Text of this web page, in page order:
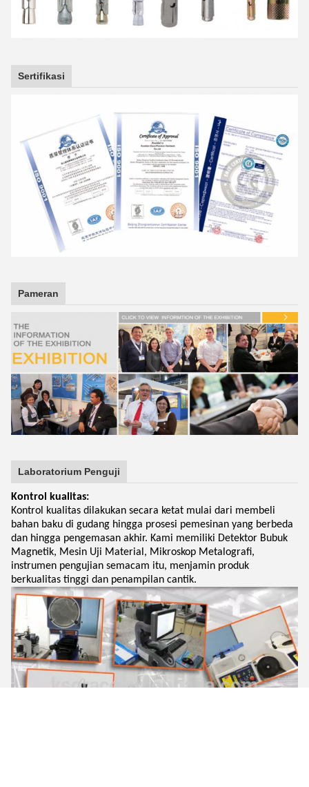
Sertifikasi
Pameran
Laboratorium Penguji
Kontrol kualitas:
Kontrol kualitas dilakukan secara ketat mulai dari membeli
bahan baku di gudang hingga prosesi pemesinan yang berbeda
dan hingga pengemasan akhir. Kami memiliki Detektor Bubuk
Magnetik, Mesin Uji Material, Mikroskop Metalografi,
instrumen pengujian semacam itu, menjamin produk
berkualitas tinggi dan penampilan cantik.